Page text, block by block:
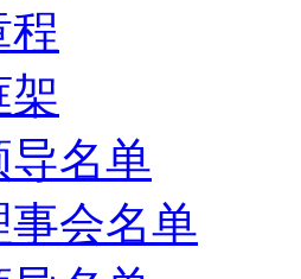
程
架
名单
事会名单